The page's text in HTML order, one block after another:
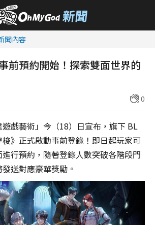
聞內容
前預約開始！探索雙面世界的
0
戲藝術」今（18）日宣布，旗下 BL
》正式啟動事前登錄！即日起玩家可
行預約，隨著登錄人數突破各階段門
送對應豪華獎勵。